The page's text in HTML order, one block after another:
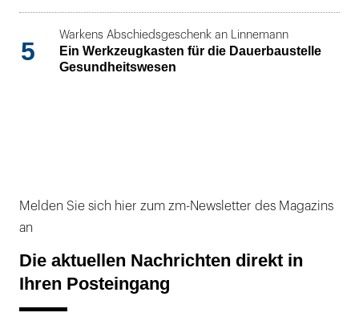
5
Warkens Abschiedsgeschenk an Linnemann
Ein Werkzeugkasten für die Dauerbaustelle
Gesundheitswesen
Melden Sie sich hier zum zm-Newsletter des Magazins
an
Die aktuellen Nachrichten direkt in
Ihren Posteingang